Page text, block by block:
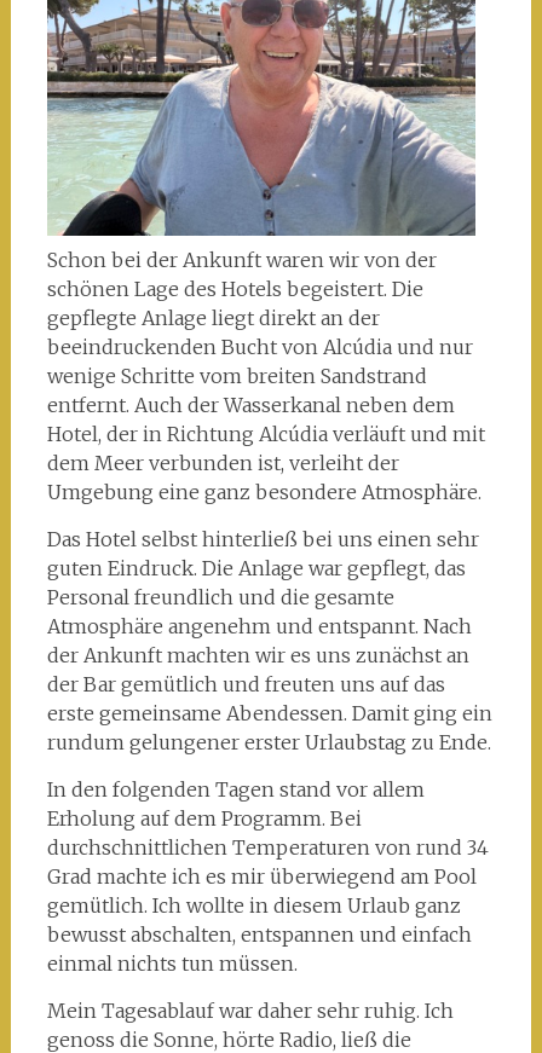
Schon bei der Ankunft waren wir von der
schönen Lage des Hotels begeistert. Die
gepflegte Anlage liegt direkt an der
beeindruckenden Bucht von Alcúdia und nur
wenige Schritte vom breiten Sandstrand
entfernt. Auch der Wasserkanal neben dem
Hotel, der in Richtung Alcúdia verläuft und mit
dem Meer verbunden ist, verleiht der
Umgebung eine ganz besondere Atmosphäre.
Das Hotel selbst hinterließ bei uns einen sehr
guten Eindruck. Die Anlage war gepflegt, das
Personal freundlich und die gesamte
Atmosphäre angenehm und entspannt. Nach
der Ankunft machten wir es uns zunächst an
der Bar gemütlich und freuten uns auf das
erste gemeinsame Abendessen. Damit ging ein
rundum gelungener erster Urlaubstag zu Ende.
In den folgenden Tagen stand vor allem
Erholung auf dem Programm. Bei
durchschnittlichen Temperaturen von rund 34
Grad machte ich es mir überwiegend am Pool
gemütlich. Ich wollte in diesem Urlaub ganz
bewusst abschalten, entspannen und einfach
einmal nichts tun müssen.
Mein Tagesablauf war daher sehr ruhig. Ich
genoss die Sonne, hörte Radio, ließ die